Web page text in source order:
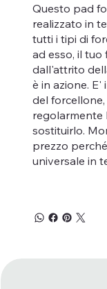
Questo pad
realizzato in
tutti i tipi di
ad esso, il
dall'attrito
è in azione.
del
regolarmente
sostituirlo.
prezzo
universale in